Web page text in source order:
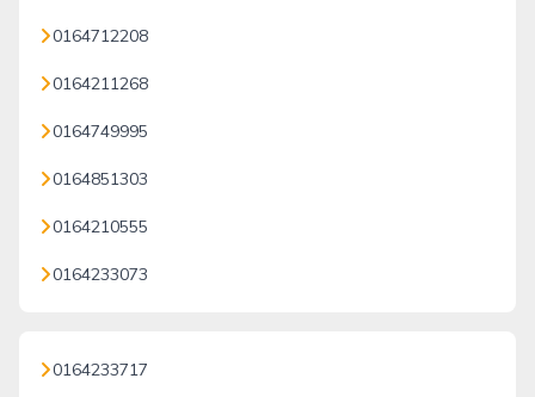
0164712208
0164211268
0164749995
0164851303
0164210555
0164233073
0164233717